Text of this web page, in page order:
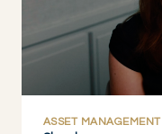
ASSET MANAGEMENT